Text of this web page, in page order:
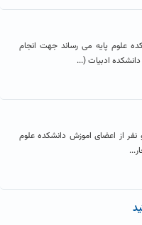
علوم پایه می رساند جهت انجام
ادبیات (...
تیر و مرداد ۱۳۹۸ دو نفر از اعضای اموزش دانشکده علوم